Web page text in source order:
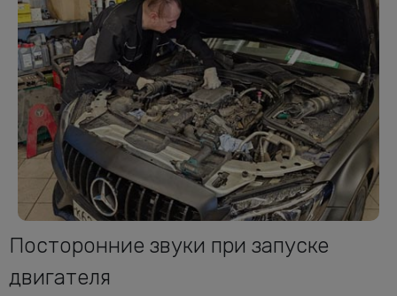
Посторонние звуки при запуске
двигателя